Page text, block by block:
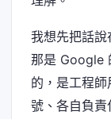
我想先把話說
那是 Google
的，是工程
號、各自負